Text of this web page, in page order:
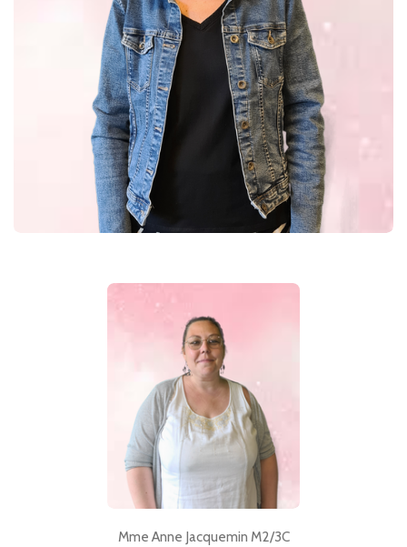
Mme Anne Jacquemin M2/3C